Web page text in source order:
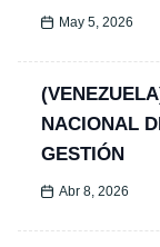
May 5, 2026
NACIONAL
GESTIÓN
Abr 8, 2026